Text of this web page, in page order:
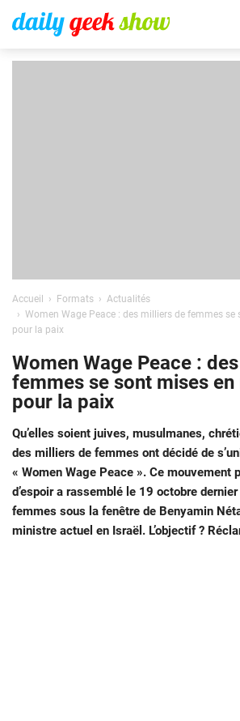
Accueil Formats
Actualités
Women Wage Peace : des milliers de femmes
pour la paix
Women Wage Peace :
femmes se sont mises
pour la paix
Qu’elles soient juives, musulmanes,
des milliers de femmes ont décidé de
« Women Wage Peace ». Ce mouvement
d’espoir a rassemblé le 19 octobre
femmes sous la fenêtre de Benyamin
ministre actuel en Israël. L’objectif ?